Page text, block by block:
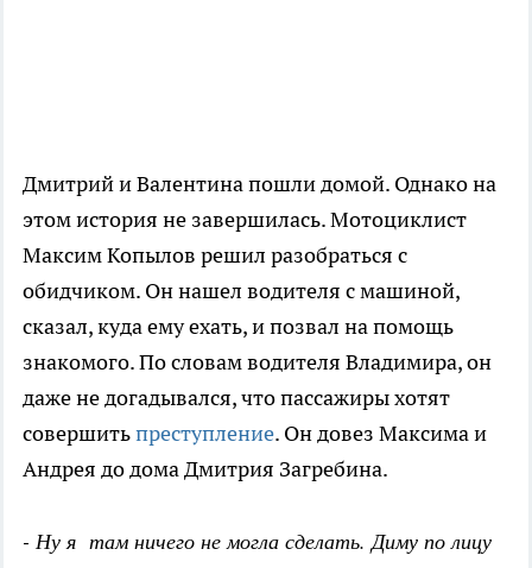
Дмитрий и Валентина пошли домой. Однако на
этом история не завершилась. Мотоциклист
Максим Копылов решил разобраться с
обидчиком. Он нашел водителя с машиной,
сказал, куда ему ехать, и позвал на помощь
знакомого. По словам водителя Владимира, он
даже не догадывался, что пассажиры хотят
совершитьпреступление. Он довез Максима и
Андрея до дома Дмитрия Загребина.
- Ну я там ничего не могла сделать. Диму по лицу